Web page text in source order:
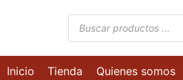
Búsqueda
de
productos
Inicio Tienda Quienes somos